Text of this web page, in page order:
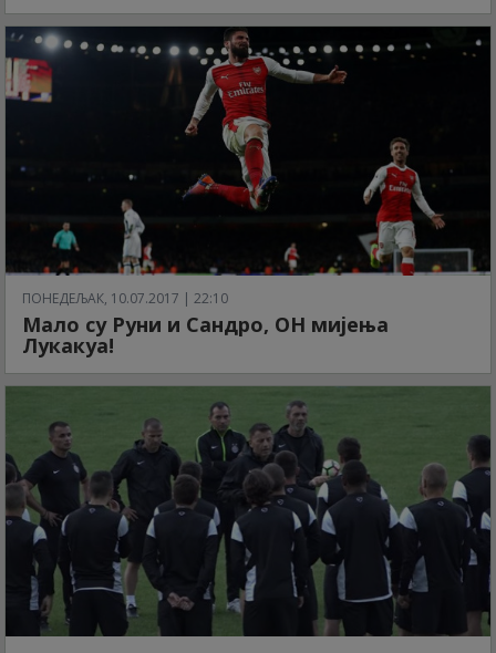
ПОНЕДЕЉАК, 10.07.2017 | 22:10
Мало су Руни и Сандро, ОН мијења
Лукакуа!